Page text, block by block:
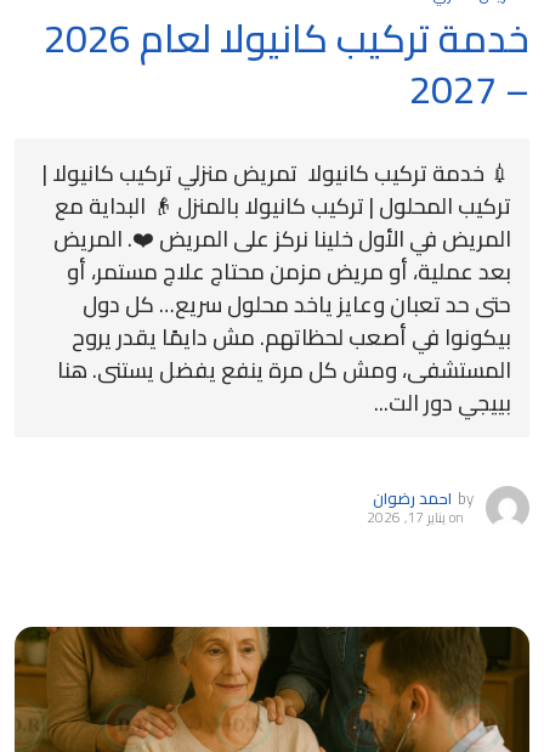
خدمة تركيب كانيولا لعام 2026
– 2027
💉 خدمة تركيب كانيولا تمريض منزلي تركيب كانيولا |
تركيب المحلول | تركيب كانيولا بالمنزل 👴 البداية مع
المريض في الأول خلينا نركز على المريض ❤️. المريض
بعد عملية، أو مريض مزمن محتاج علاج مستمر، أو
حتى حد تعبان وعايز ياخد محلول سريع… كل دول
بيكونوا في أصعب لحظاتهم. مش دايمًا يقدر يروح
المستشفى، ومش كل مرة ينفع يفضل يستنى. هنا
بييجي دور الت...
by احمد رضوان
onيناير 17, 2026